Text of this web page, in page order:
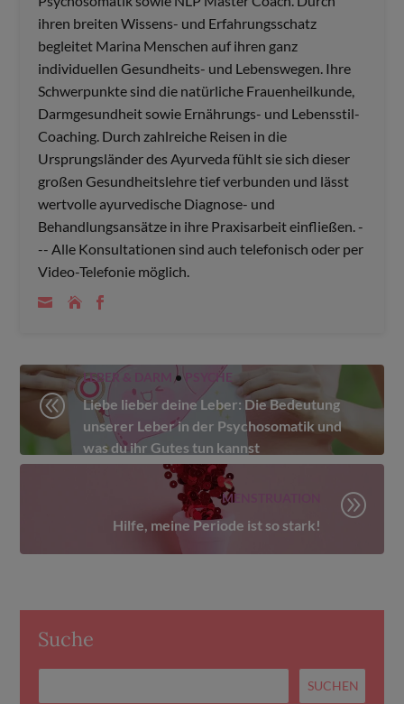
ihren breiten Wissens- und Erfahrungsschatz
begleitet Marina Menschen auf ihren ganz
individuellen Gesundheits- und Lebenswegen. Ihre
Schwerpunkte sind die natürliche Frauenheilkunde,
Darmgesundheit sowie Ernährungs- und Lebensstil-
Coaching. Durch zahlreiche Reisen in die
Ursprungsländer des Ayurveda fühlt sie sich dieser
großen Gesundheitslehre tief verbunden und lässt
wertvolle ayurvedische Diagnose- und
Behandlungsansätze in ihre Praxisarbeit einfließen. -
-- Alle Konsultationen sind auch telefonisch oder per
Video-Telefonie möglich.
@
LEBER & DARM • PSYCHE
Liebe lieber deine Leber: Die Bedeutung
unserer Leber in der Psychosomatik und
was du ihr Gutes tun kannst
MENSTRUATION
Hilfe, meine Periode ist so stark!
A
Suche